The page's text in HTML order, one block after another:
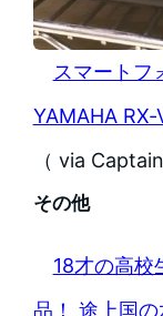
スマートフ
YAMAHA RX-
（ via
その他
18才の高校
品！ 途上国